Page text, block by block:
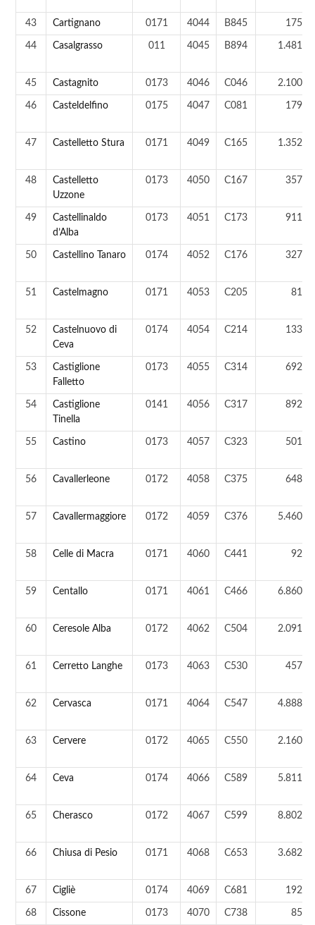
43 Cartignano 0171 4044 B845 175 ab
44 Casalgrasso 011 4045 B894 1.481 ab
45 Castagnito 0173 4046 C046 2.100 ab
46 Casteldelfino 0175 4047 C081 179 ab
47 Castelletto Stura 0171 4049 C165 1.352 ab
48
Castelletto
Uzzone
0173 4050 C167 357 ab
49
Castellinaldo
d’Alba
0173 4051 C173 911 ab
50 Castellino Tanaro 0174 4052 C176 327 ab
51 Castelmagno 0171 4053 C205 81 ab
52
Castelnuovo di
Ceva
0174 4054 C214 133 ab
53
Castiglione
Falletto
0173 4055 C314 692 ab
54
Castiglione
Tinella
0141 4056 C317 892 ab
55 Castino 0173 4057 C323 501 ab
56 Cavallerleone 0172 4058 C375 648 ab
57 Cavallermaggiore 0172 4059 C376 5.460 ab
58 Celle di Macra 0171 4060 C441 92 ab
59 Centallo 0171 4061 C466 6.860 ab
60 Ceresole Alba 0172 4062 C504 2.091 ab
61 Cerretto Langhe 0173 4063 C530 457 ab
62 Cervasca 0171 4064 C547 4.888 ab
63 Cervere 0172 4065 C550 2.160 ab
64 Ceva 0174 4066 C589 5.811 ab
65 Cherasco 0172 4067 C599 8.802 ab
66 Chiusa di Pesio 0171 4068 C653 3.682 ab
67 Cigliè 0174 4069 C681 192 ab
68 Cissone 0173 4070 C738 85 ab